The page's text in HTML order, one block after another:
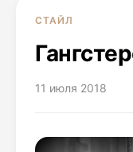
СТАЙЛ
11 июля 2018